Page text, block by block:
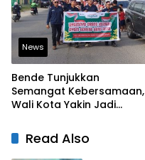
News
Bende Tunjukkan
Semangat Kebersamaan,
Wali Kota Yakin Jadi
LainRead Also